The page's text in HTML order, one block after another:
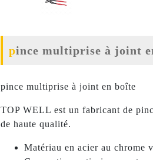
pince multiprise à joint
pince multiprise à joint en boîte
TOP WELL est un fabricant de
de haute qualité.
Matériau en acier au chrome